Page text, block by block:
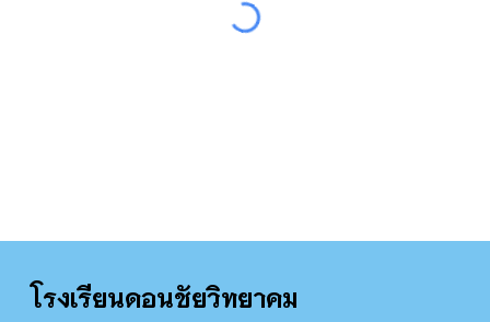
โรงเรียนดอนชัยวิทยาคม